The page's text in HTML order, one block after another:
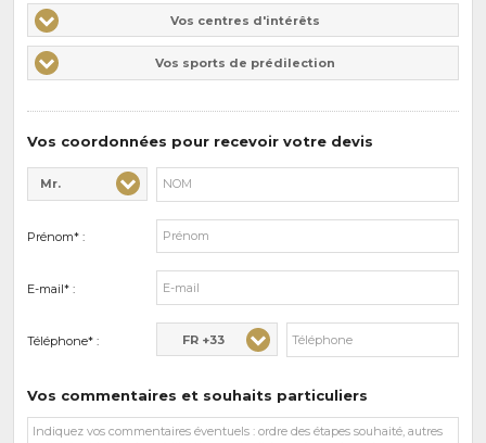
Vos
centres
d'intérêts
Vos centres d'intérêts
Vos
sports
Vos sports de prédilection
Vos coordonnées pour recevoir votre devis
Civilité* :
Mr.
Nom* :
Prénom* :
E-mail* :
Téléphone* : FR +33
Vos commentaires et souhaits particuliers
Vos